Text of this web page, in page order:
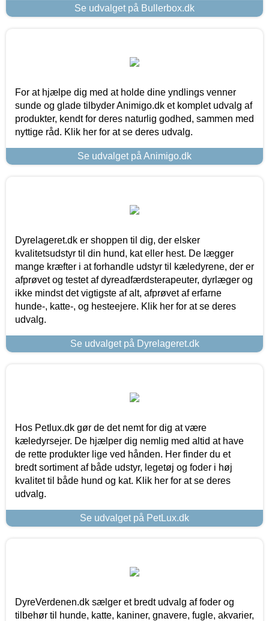
Se udvalget på Bullerbox.dk
For at hjælpe dig med at holde dine yndlings venner
sunde og glade tilbyder Animigo.dk et komplet udvalg af
produkter, kendt for deres naturlig godhed, sammen med
nyttige råd. Klik her for at se deres udvalg.
Se udvalget på Animigo.dk
Dyrelageret.dk er shoppen til dig, der elsker
kvalitetsudstyr til din hund, kat eller hest. De lægger
mange kræfter i at forhandle udstyr til kæledyrene, der er
afprøvet og testet af dyreadfærdsterapeuter, dyrlæger og
ikke mindst det vigtigste af alt, afprøvet af erfarne
hunde-, katte-, og hesteejere. Klik her for at se deres
udvalg.
Se udvalget på Dyrelageret.dk
Hos Petlux.dk gør de det nemt for dig at være
kæledyrsejer. De hjælper dig nemlig med altid at have
de rette produkter lige ved hånden. Her finder du et
bredt sortiment af både udstyr, legetøj og foder i høj
kvalitet til både hund og kat. Klik her for at se deres
udvalg.
Se udvalget på PetLux.dk
DyreVerdenen.dk sælger et bredt udvalg af foder og
tilbehør til hunde, katte, kaniner, gnavere, fugle, akvarier,